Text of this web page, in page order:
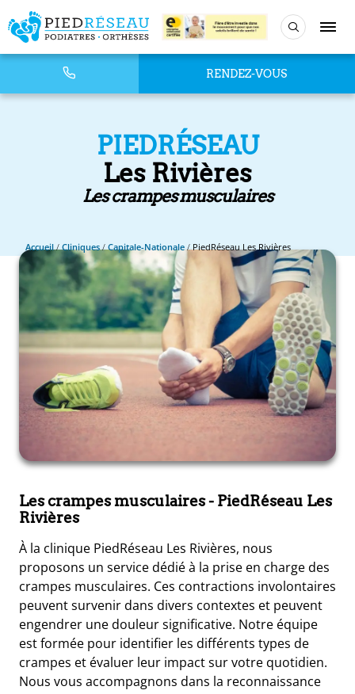
RENDEZ-VOUS
PIEDRÉSEAU
Les Rivières
Les crampes musculaires
Accueil/Cliniques/Capitale-Nationale/PiedRéseau Les Rivières
Les crampes musculaires- PiedRéseau Les
Rivières
À la clinique PiedRéseau Les Rivières, nous
proposons un service dédié à la prise en charge des
crampes musculaires. Ces contractions involontaires
peuvent survenir dans divers contextes et peuvent
engendrer une douleur significative. Notre équipe
est formée pour identifier les différents types de
crampes et évaluer leur impact sur votre quotidien.
Nous vous accompagnons dans la reconnaissance